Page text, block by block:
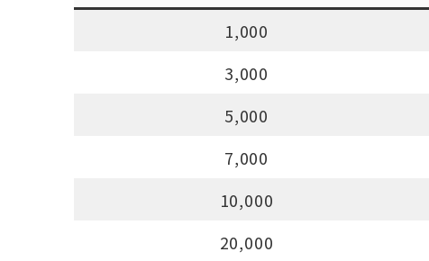
1,000
3,000
5,000
7,000
10,000
20,000